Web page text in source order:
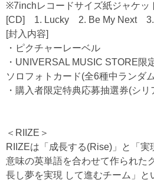
※7inchレコードサイズ紙ジャケッ
[CD] 1. Lucky 2. Be My Next 3.
[封入内容]
・ピクチャーレーベル
・UNIVERSAL MUSIC STORE限
ソロフォトカード(全6種中ランダ
・購入者限定特典応募抽選券(シ
＜RIIZE＞
RIIZEは「成長する(Rise)」と「実
意味の英単語を合わせて作られた
長し夢を実現 して進むチーム」と